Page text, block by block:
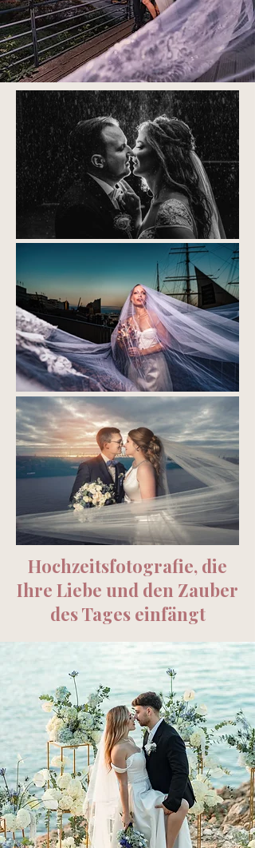
Hochzeitsfotografie, die
Ihre Liebe und den Zauber
des Tages einfängt